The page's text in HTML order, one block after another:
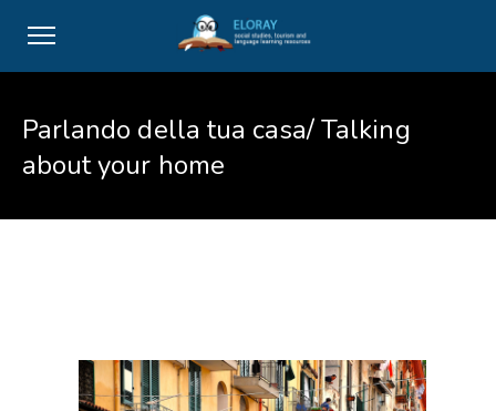
Parlando della tua casa/ Talking
about your home